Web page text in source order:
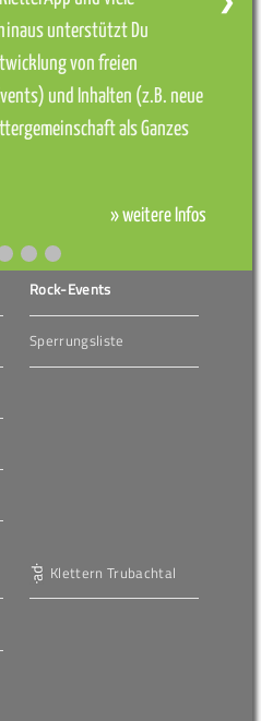
unterstützt Du
von freien
und Inhalten (z.B. neue
als Ganzes
» weitere Infos
❯
Rock-Events
Sperrungsliste
Klettern Trubachtal